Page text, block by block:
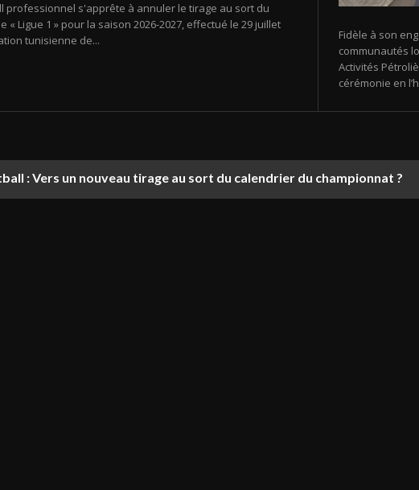
professionnel s'apprête à annuler le tirage au sort du
Ligue 1 » pour la saison 2026-2027, effectué le 29 juillet
tunisienne de...
Fidèle à son
communautés
Activités
cérémonie en
: Vers un nouveau tirage au sort du calendrier du championnat ?